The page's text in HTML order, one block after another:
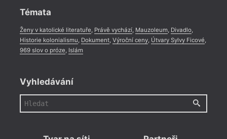
Témata
Ženy v katolické literatuře, Právě vychází, Mauzoleum, Divadlo,
Historie kolonialismu, Dokument, Výroční ceny, Útvary Sylvy Ficové,
969 slov o próze, Islám
Vyhledávání